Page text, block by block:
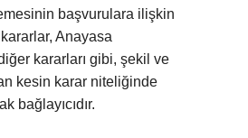
başvurulara ilişkin
Anayasa
kararları gibi, şekil ve
kesin karar niteliğinde
bağlayıcıdır.